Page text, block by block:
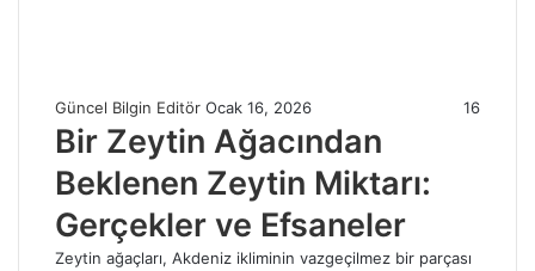
Güncel Bilgin Editör Ocak 16, 2026 16
Bir Zeytin Ağacından
Beklenen Zeytin Miktarı:
Gerçekler ve Efsaneler
Zeytin ağaçları, Akdeniz ikliminin vazgeçilmez bir parçası